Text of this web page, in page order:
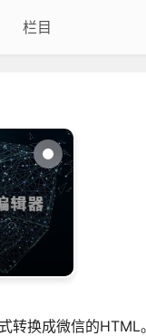
栏目
换成微信的HTML。